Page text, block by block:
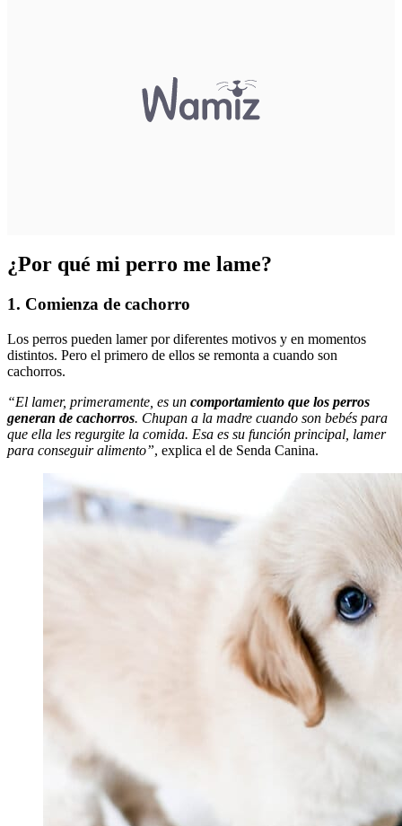
¿Por qué mi perro me lame?
1. Comienza de cachorro
Los perros pueden lamer por diferentes motivos y en momentos
distintos. Pero el primero de ellos se remonta a cuando son
cachorros.
“El lamer, primeramente, es un comportamiento que los perros
generan de cachorros. Chupan a la madre cuando son bebés para
que ella les regurgite la comida. Esa es su función principal, lamer
para conseguir alimento”, explica el de Senda Canina.